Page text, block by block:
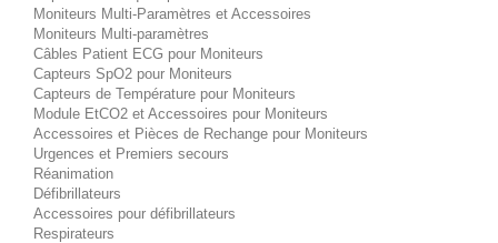
Moniteurs Multi-Paramètres et Accessoires
Moniteurs Multi-paramètres
Câbles Patient ECG pour Moniteurs
Capteurs SpO2 pour Moniteurs
Capteurs de Température pour Moniteurs
Module EtCO2 et Accessoires pour Moniteurs
Accessoires et Pièces de Rechange pour Moniteurs
Urgences et Premiers secours
Réanimation
Défibrillateurs
Accessoires pour défibrillateurs
Respirateurs